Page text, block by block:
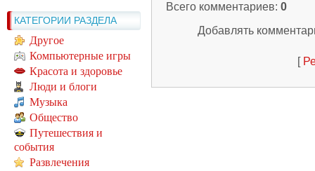
КАТЕГОРИИ РАЗДЕЛА
Другое
Компьютерные игры
Красота и здоровье
Люди и блоги
Музыка
Общество
Путешествия и
события
Развлечения
Всего комментариев: 0
Добавлять
[